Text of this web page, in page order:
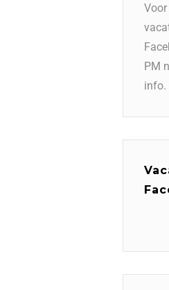
PM
info.